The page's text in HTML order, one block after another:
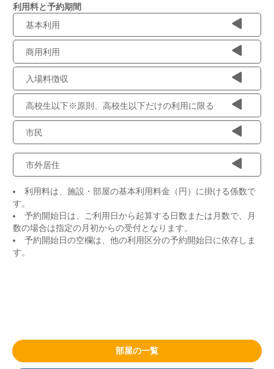
利用料と予約期間
基本利用
商用利用
入場料徴収
高校生以下※原則、高校生以下だけの利用に限る
市民
市外居住
利用料は、施設・部屋の基本利用料金（円）に掛ける係数で
す。
予約開始日は、ご利用日から起算する日数または月数で、月
数の場合は指定の月初からの受付となります。
予約開始日の空欄は、他の利用区分の予約開始日に依存しま
す。
部屋の一覧